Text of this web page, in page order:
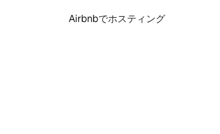
Airbnbでホスティング